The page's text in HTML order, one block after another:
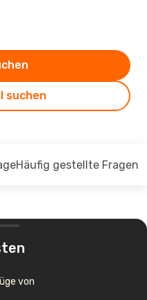
suchen
Häufig gestellte Fragen
von